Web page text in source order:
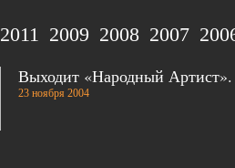
2011 2009 2008 2007
Выходит «Народный Артист».
23 ноября 2004